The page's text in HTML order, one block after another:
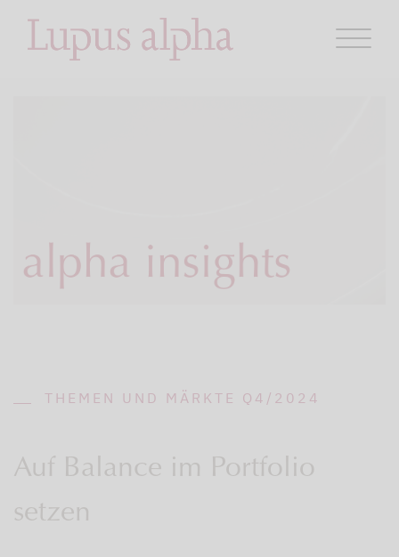
THEMEN UND MÄRKTE Q4/2024
Auf Balance im Portfolio
setzen